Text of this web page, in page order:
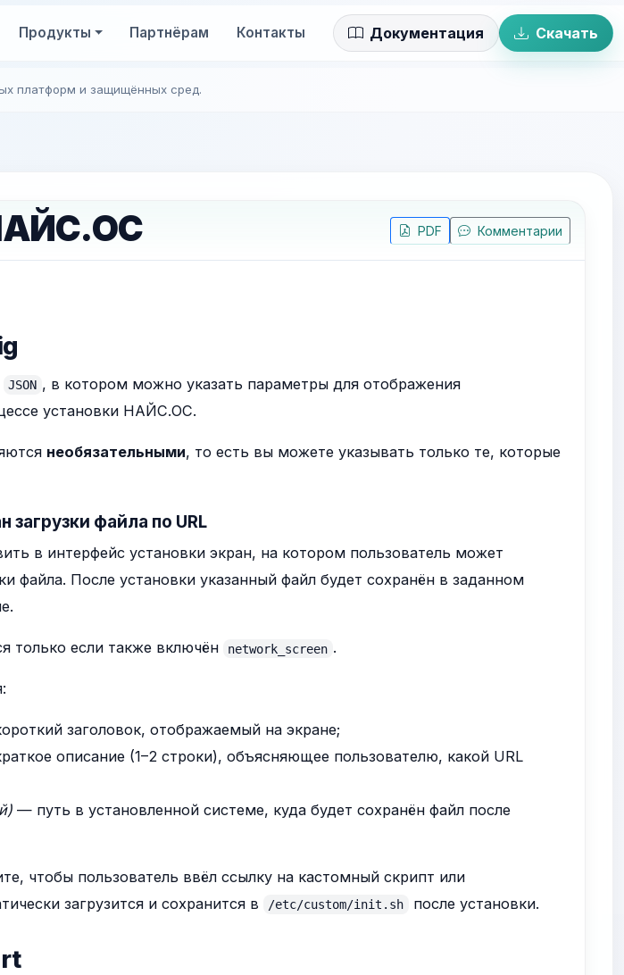
Продукты Партнёрам Контакты Документация Скачать
платформ и защищённых сред.
PDF Комментарии
JSON , в котором можно указать параметры для отображения
установки НАЙС.ОС.
необязательными, то есть вы можете указывать только те, которые
файла по URL
в интерфейс установки экран, на котором пользователь может
файла. После установки указанный файл будет сохранён в заданном
только если также включён network_screen .
заголовок, отображаемый на экране;
описание (1–2 строки), объясняющее пользователю, какой URL
— путь в установленной системе, куда будет сохранён файл после
чтобы пользователь ввёл ссылку на кастомный скрипт или
загрузится и сохранится в
/etc/custom/init.sh после установки.